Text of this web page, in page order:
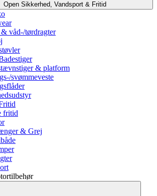
Open Sikkerhed, Vandsport & Fritid
våd-/tørdragter
& platform
svømmeveste
fritid
& Grej